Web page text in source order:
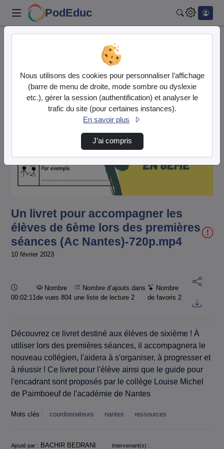
PodEduc
Un livret pour accompagner les élèves de 6èm…
Lire
la
vidéo
Un livret pour accompagner les
élèves de 6ème lors des premières
séances (Ac Nantes)-720p.mp4
10 février 2023
Durée :
00:02:11
Nombre
de vues 804
Nombre d’ajouts dans
une liste de lecture 2
Nombre
de favoris 2
Découvrez ce livret destiné aux élèves de sixième ! À
utiliser lors des premières séances, il accompagnera le
nouveau collégien, l'aidera à s'organiser, à progresser et
à réussir ! Ce livret pour l'élève ainsi que le guide pour
l'encadrant sont proposés par le collège Louise Michel
de Paimboeuf de l'académie de Nantes
Mots clés : coordonnateurs nantes ressources
Informations
Ajouté par : BACHIR BEDRANI Intervenant(s) :
Nous utilisons des cookies pour personnaliser l’affichage
(barre de menu de droite, mode sombre ou dyslexie
etc.), gérer la session (authentification) et analyser le
trafic du site (pour certaines instances).
En savoir plus
J’ai compris